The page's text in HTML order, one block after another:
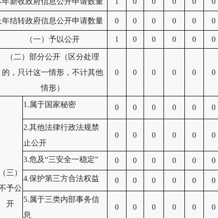
年结转政府信息公开申请数量 0 0 0 0 0 0
（一）予以公开 1 0 0 0 0 0
（二）部分公开（区分处理
的，只计这一情形，不计其他
情形）
0 0 0 0 0 0
（三）
予公
开
1.属于国家秘密 0 0 0 0 0 0
2.其他法律行政法规禁
止公开
0 0 0 0 0 0
3.危及“三安全一稳定” 0 0 0 0 0 0
4.保护第三方合法权益 0 0 0 0 0 0
5.属于三类内部事务信
息
0 0 0 0 0 0